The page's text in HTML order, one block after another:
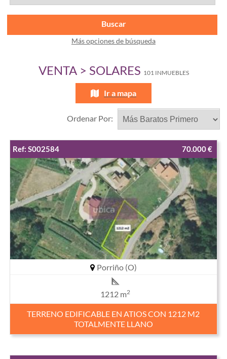
Buscar
Más opciones de búsqueda
VENTA > SOLARES 101 INMUEBLES
Ir a mapa
Ordenar Por:
Ref: S002584 70.000 €
Porriño (O)
1212 m2
TERRENO EDIFICABLE EN ATIOS CON 1212 M2
TOTALMENTE LLANO